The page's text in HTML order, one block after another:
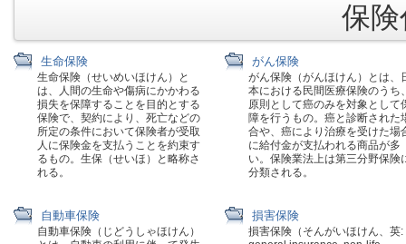
保
生命保険
生命保険（せいめいほけん）と
は、人間の生命や傷病にかかわる
損失を保障することを目的とする
保険で、契約により、死亡などの
所定の条件において保険者が受取
人に保険金を支払うことを約束す
るもの。生保（せいほ）と略称さ
れる。
がん保険
がん保険（がんほけん）とは、
本における民間医療保険のうち
原則として癌のみを対象として
障を行うもの。癌と診断された
合や、癌により治療を受けた場
に給付金が支払われる商品が多
い。保険業法上は第三分野保険
分類される。
自動車保険
自動車保険（じどうしゃほけん）
損害保険
損害保険（そんがいほけん、英: